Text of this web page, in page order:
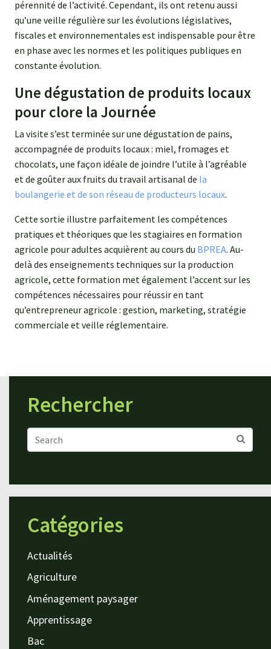
pérennité de l’activité. Cependant, ils ont retenu aussi
qu’une veille régulière sur les évolutions législatives,
fiscales et environnementales est indispensable pour être
en phase avec les normes et les politiques publiques en
constante évolution.
Une dégustation de produits locaux
pour clore la Journée
La visite s’est terminée sur une dégustation de pains,
accompagnée de produits locaux : miel, fromages et
chocolats, une façon idéale de joindre l’utile à l’agréable
et de goûter aux fruits du travail artisanal de la
boulangerie et de son réseau de producteurs locaux.
Cette sortie illustre parfaitement les compétences
pratiques et théoriques que les stagiaires en formation
agricole pour adultes acquièrent au cours du BPREA. Au-
delà des enseignements techniques sur la production
agricole, cette formation met également l’accent sur les
compétences nécessaires pour réussir en tant
qu’entrepreneur agricole : gestion, marketing, stratégie
commerciale et veille réglementaire.
Rechercher
Catégories
Actualités
Agriculture
Aménagement paysager
Apprentissage
Bac